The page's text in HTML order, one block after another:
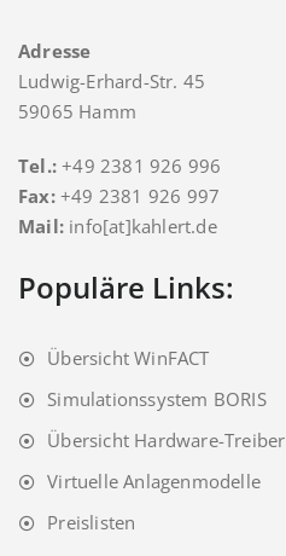
Adresse
Ludwig-Erhard-Str. 45
59065 Hamm
Tel.:+49 2381 926 996
Fax: +49 2381 926 997
Mail: info[at]kahlert.de
Populäre Links:
Übersicht WinFACT
Simulationssystem BORIS
Übersicht Hardware-Treiber
Virtuelle Anlagenmodelle
Preislisten